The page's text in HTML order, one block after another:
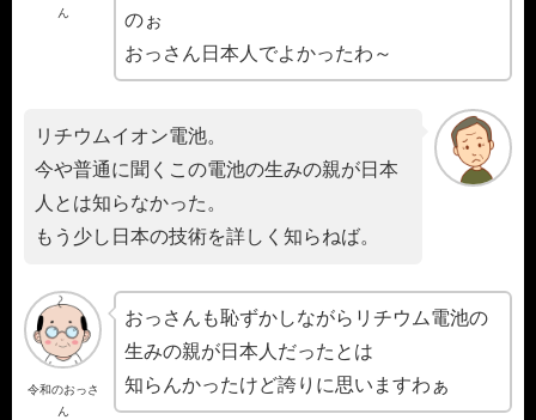
ん
のぉ
おっさん日本人でよかったわ～
リチウムイオン電池。
今や普通に聞くこの電池の生みの親が日本
人とは知らなかった。
もう少し日本の技術を詳しく知らねば。
令和のおっさ
ん
おっさんも恥ずかしながらリチウム電池の
生みの親が日本人だったとは
知らんかったけど誇りに思いますわぁ